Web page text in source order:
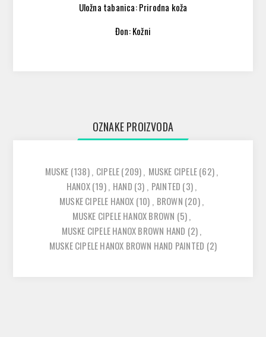
Uložna tabanica: Prirodna koža
Đon: Kožni
OZNAKE PROIZVODA
MUSKE (138), CIPELE(209), MUSKE CIPELE(62),
HANOX(19), HAND (3) , PAINTED (3),
MUSKE CIPELE HANOX (10) , BROWN (20),
MUSKE CIPELE HANOX BROWN (5),
MUSKE CIPELE HANOX BROWN HAND (2),
MUSKE CIPELE HANOX BROWN HAND PAINTED (2)